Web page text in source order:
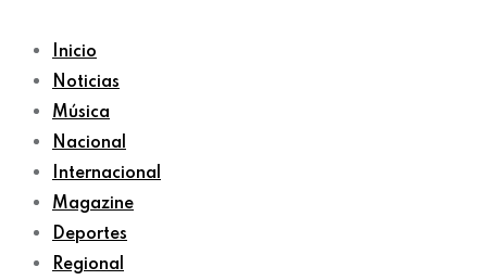
Inicio
Noticias
Música
Nacional
Internacional
Magazine
Deportes
Regional